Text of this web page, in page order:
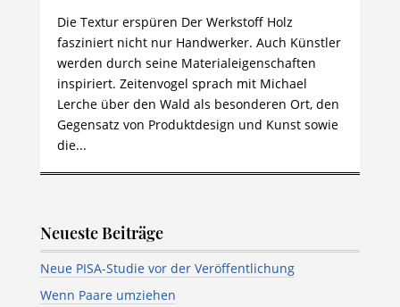
Die Textur erspüren Der Werkstoff Holz
fasziniert nicht nur Handwerker. Auch Künstler
werden durch seine Materialeigenschaften
inspiriert. Zeitenvogel sprach mit Michael
Lerche über den Wald als besonderen Ort, den
Gegensatz von Produktdesign und Kunst sowie
die...
Neueste Beiträge
Neue PISA-Studie vor der Veröffentlichung
Wenn Paare umziehen